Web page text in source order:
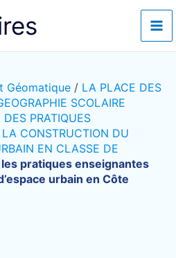
Géomatique / LA PLACE DES
SCOLAIRE
PRATIQUES
CONSTRUCTION DU
EN CLASSE DE
pratiques enseignantes
urbain en Côte